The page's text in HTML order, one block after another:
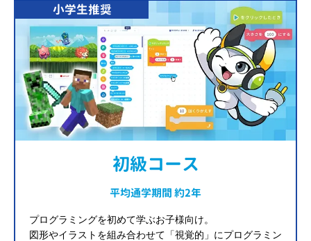
小学生推奨
初級コース
平均通学期間 約2年
プログラミングを初めて学ぶお子様向け。
図形やイラストを組み合わせて「視覚的」にプログラミン